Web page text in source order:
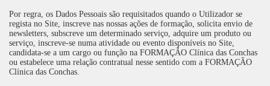
Por regra, os Dados Pessoais são requisitados quando o Utilizador se
regista no Site, inscreve nas nossas ações de formação, solicita envio de
newsletters, subscreve um determinado serviço, adquire um produto ou
serviço, inscreve-se numa atividade ou evento disponíveis no Site,
candidata-se a um cargo ou função na FORMAÇÃO Clínica das Conchas
ou estabelece uma relação contratual nesse sentido com a FORMAÇÃO
Clínica das Conchas.